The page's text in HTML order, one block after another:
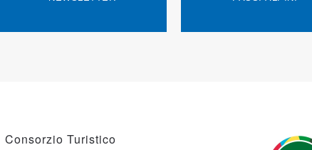
Consorzio Turistico